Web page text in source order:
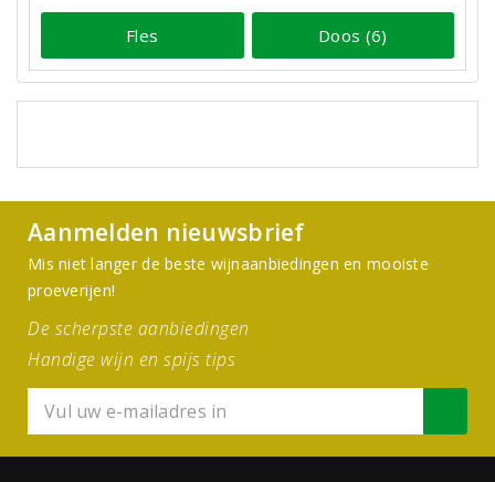
Fles Doos (6)
Aanmelden nieuwsbrief
Mis niet langer de beste wijnaanbiedingen en mooiste
proeverijen!
De scherpste aanbiedingen
Handige wijn en spijs tips